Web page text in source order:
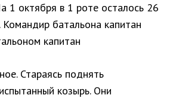
1 октября в 1 роте осталось 26
батальона капитан
капитан
Стараясь поднять
козырь. Они